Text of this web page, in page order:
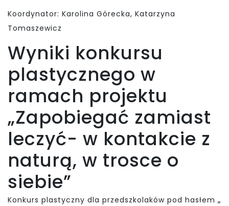
Koordynator: Karolina Górecka, Katarzyna
Tomaszewicz
Wyniki konkursu
plastycznego w
ramach projektu
„Zapobiegać zamiast
leczyć- w kontakcie z
naturą, w trosce o
siebie”
Konkurs plastyczny dla przedszkolaków pod hasłem „